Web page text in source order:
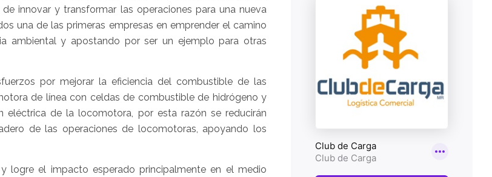
innovar y transformar las operaciones para una nueva
una de las primeras empresas en emprender el camino
ambiental y apostando por ser un ejemplo para otras
por mejorar la eficiencia del combustible de las
de línea con celdas de combustible de hidrógeno y
de la locomotora, por esta razón se reducirán
de las operaciones de locomotoras, apoyando los
logre el impacto esperado principalmente en el medio